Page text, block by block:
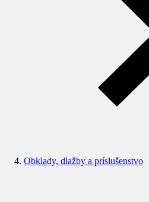
Obklady, dlažby a príslušenstvo